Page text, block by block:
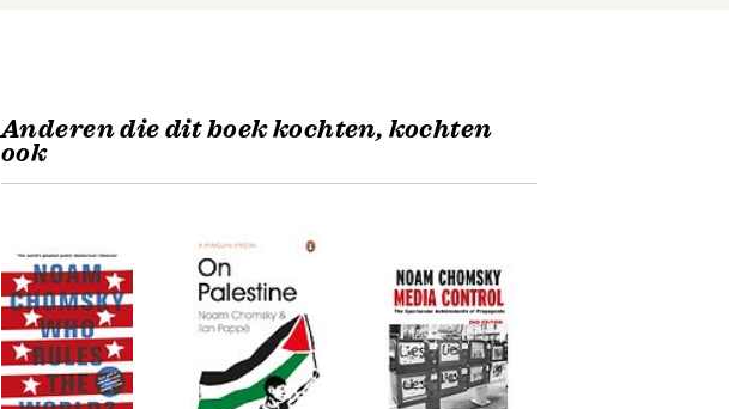
Anderen die dit boek kochten, kochten
ook